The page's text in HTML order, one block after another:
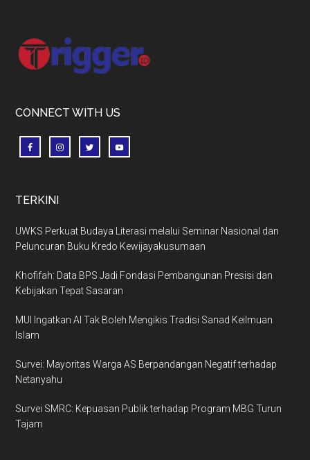
Footer
CONNECT WITH US
TERKINI
UWKS Perkuat Budaya Literasi melalui Seminar Nasional dan
Peluncuran Buku Kredo Kewijayakusumaan
Khofifah: Data BPS Jadi Fondasi Pembangunan Presisi dan
Kebijakan Tepat Sasaran
MUI Ingatkan AI Tak Boleh Mengikis Tradisi Sanad Keilmuan
Islam
Survei: Mayoritas Warga AS Berpandangan Negatif terhadap
Netanyahu
Survei SMRC: Kepuasan Publik terhadap Program MBG Turun
Tajam